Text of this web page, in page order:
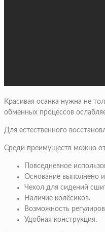
Красивая осанка нужна не
обменных процессов
Для естественного
Среди преимуществ можно
Повседневное
Основание выполнено
Чехол для сидений
Наличие колёсиков.
Возможность
Удобная конструкция.